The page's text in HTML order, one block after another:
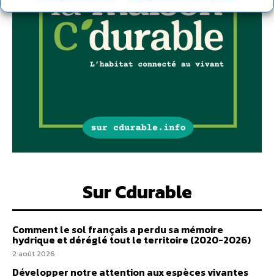
Sur Cdurable
Comment le sol français a perdu sa mémoire
hydrique et déréglé tout le territoire (2020-2026)
2 août 2026
Développer notre attention aux espèces vivantes